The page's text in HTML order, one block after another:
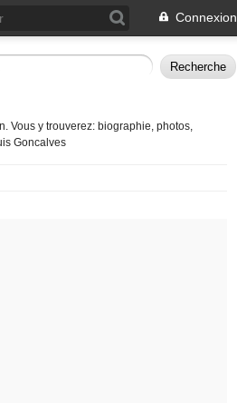
Connexion
Vous y trouverez: biographie, photos,
Goncalves